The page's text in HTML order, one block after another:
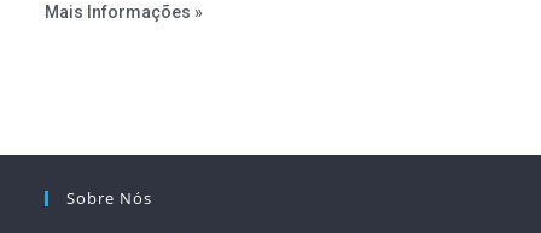
serviços, ampliar a participação da iniciativa privada,
Mais Informações »
Sobre Nós